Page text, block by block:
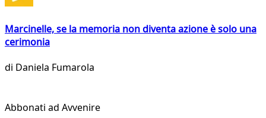
Marcinelle, se la memoria non diventa azione è solo una
cerimonia
di Daniela Fumarola
Abbonati ad Avvenire